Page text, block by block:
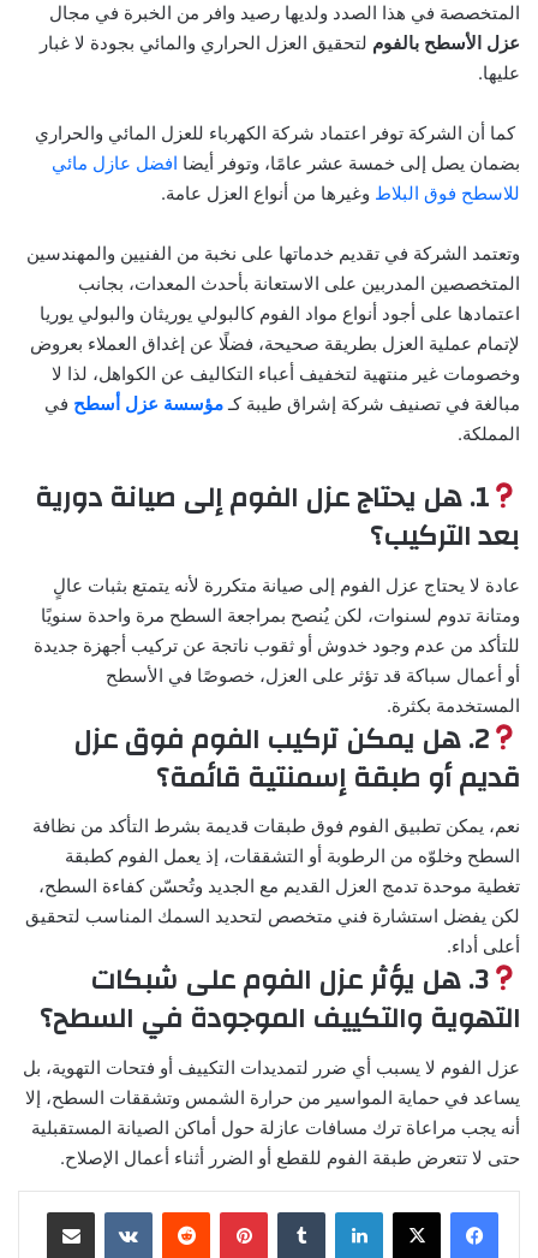
المتخصصة في هذا الصدد ولديها رصيد وافر من الخبرة في مجال
عزل الأسطح بالفوم لتحقيق العزل الحراري والمائي بجودة لا غبار
عليها.
كما أن الشركة توفر اعتماد شركة الكهرباء للعزل المائي والحراري
بضمان يصل إلى خمسة عشر عامًا، وتوفر أيضا افضل عازل مائي
للاسطح فوق البلاط وغيرها من أنواع العزل عامة.
وتعتمد الشركة في تقديم خدماتها على نخبة من الفنيين والمهندسين
المتخصصين المدربين على الاستعانة بأحدث المعدات، بجانب
اعتمادها على أجود أنواع مواد الفوم كالبولي يوريثان والبولي يوريا
لإتمام عملية العزل بطريقة صحيحة، فضلًا عن إغداق العملاء بعروض
وخصومات غير منتهية لتخفيف أعباء التكاليف عن الكواهل، لذا لا
مبالغة في تصنيف شركة إشراق طيبة كـمؤسسة عزل أسطح في
المملكة.
1. هل يحتاج عزل الفوم إلى صيانة دورية
بعد التركيب؟
عادة لا يحتاج عزل الفوم إلى صيانة متكررة لأنه يتمتع بثبات عالٍ
ومتانة تدوم لسنوات، لكن يُنصح بمراجعة السطح مرة واحدة سنويًا
للتأكد من عدم وجود خدوش أو ثقوب ناتجة عن تركيب أجهزة جديدة
أو أعمال سباكة قد تؤثر على العزل، خصوصًا في الأسطح
المستخدمة بكثرة.
2. هل يمكن تركيب الفوم فوق عزل
قديم أو طبقة إسمنتية قائمة؟
نعم، يمكن تطبيق الفوم فوق طبقات قديمة بشرط التأكد من نظافة
السطح وخلوّه من الرطوبة أو التشققات، إذ يعمل الفوم كطبقة
تغطية موحدة تدمج العزل القديم مع الجديد وتُحسّن كفاءة السطح،
لكن يفضل استشارة فني متخصص لتحديد السمك المناسب لتحقيق
أعلى أداء.
3. هل يؤثر عزل الفوم على شبكات
التهوية والتكييف الموجودة في السطح؟
عزل الفوم لا يسبب أي ضرر لتمديدات التكييف أو فتحات التهوية، بل
يساعد في حماية المواسير من حرارة الشمس وتشققات السطح، إلا
أنه يجب مراعاة ترك مسافات عازلة حول أماكن الصيانة المستقبلية
حتى لا تتعرض طبقة الفوم للقطع أو الضرر أثناء أعمال الإصلاح.
لينكدإن بينتيريست مشاركة عبر البريد